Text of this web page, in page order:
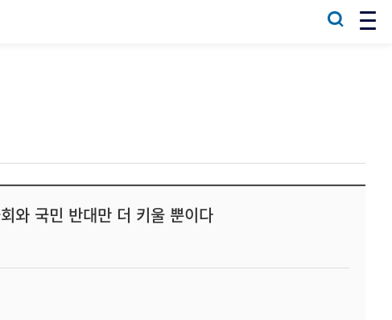
와 국민 반대만 더 키울 뿐이다